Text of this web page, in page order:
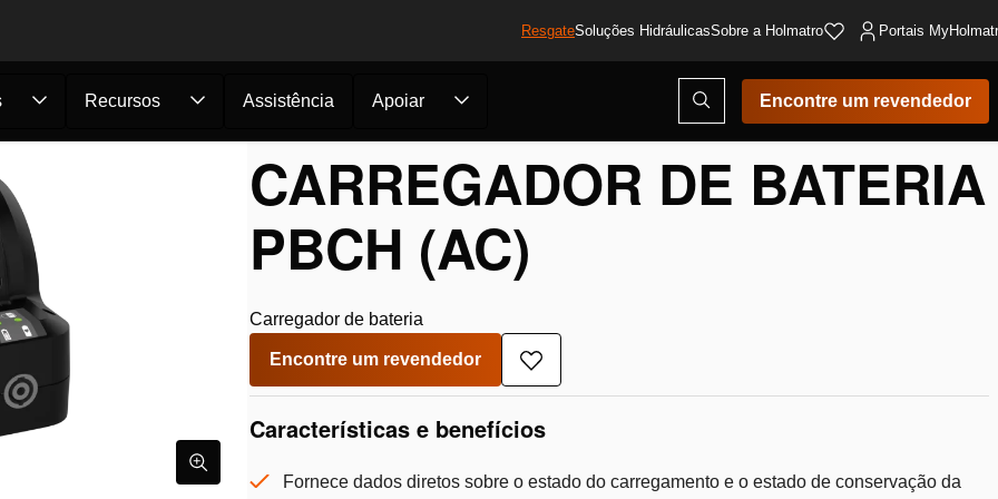
ResgateSoluções HidráulicasSobre a Holmatro Portais
Recursos Assistência Apoiar
Abrir
modal
de
pesquisa
Encontre um revendedor
de bat...
CARREGADOR DE BATERIA
PBCH (AC)
Carregador de bateria
Encontre um revendedor
Adicionar
à
de
Características e benefícios
Fornece dados diretos sobre o estado do carregamento e o estado de conservação da